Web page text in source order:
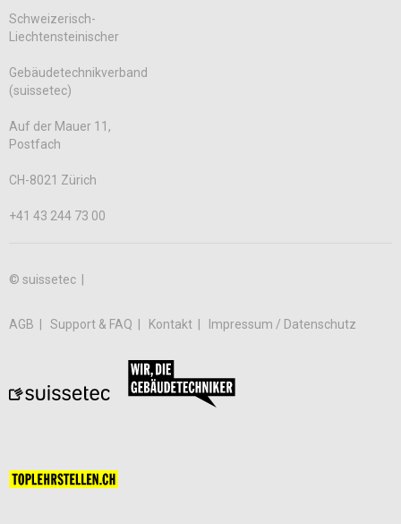
Schweizerisch-
Liechtensteinischer
Gebäudetechnikverband
(suissetec)
Auf der Mauer 11,
Postfach
CH-8021 Zürich
+41 43 244 73 00
© suissetec |
AGB Support & FAQ Kontakt Impressum / Datenschutz